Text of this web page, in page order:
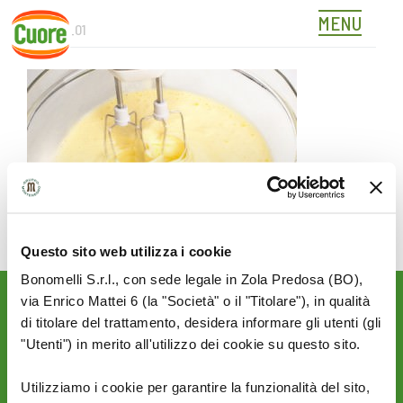
Questo sito web utilizza i cookie
Bonomelli S.r.l., con sede legale in Zola Predosa (BO),
via Enrico Mattei 6 (la "Società" o il "Titolare"), in qualità
di titolare del trattamento, desidera informare gli utenti (gli
"Utenti") in merito all'utilizzo dei cookie su questo sito.
Utilizziamo i cookie per garantire la funzionalità del sito,
Skip
content
MENU
343715_01
Rimani aggiornato sulle
novità del mondo Cuore: